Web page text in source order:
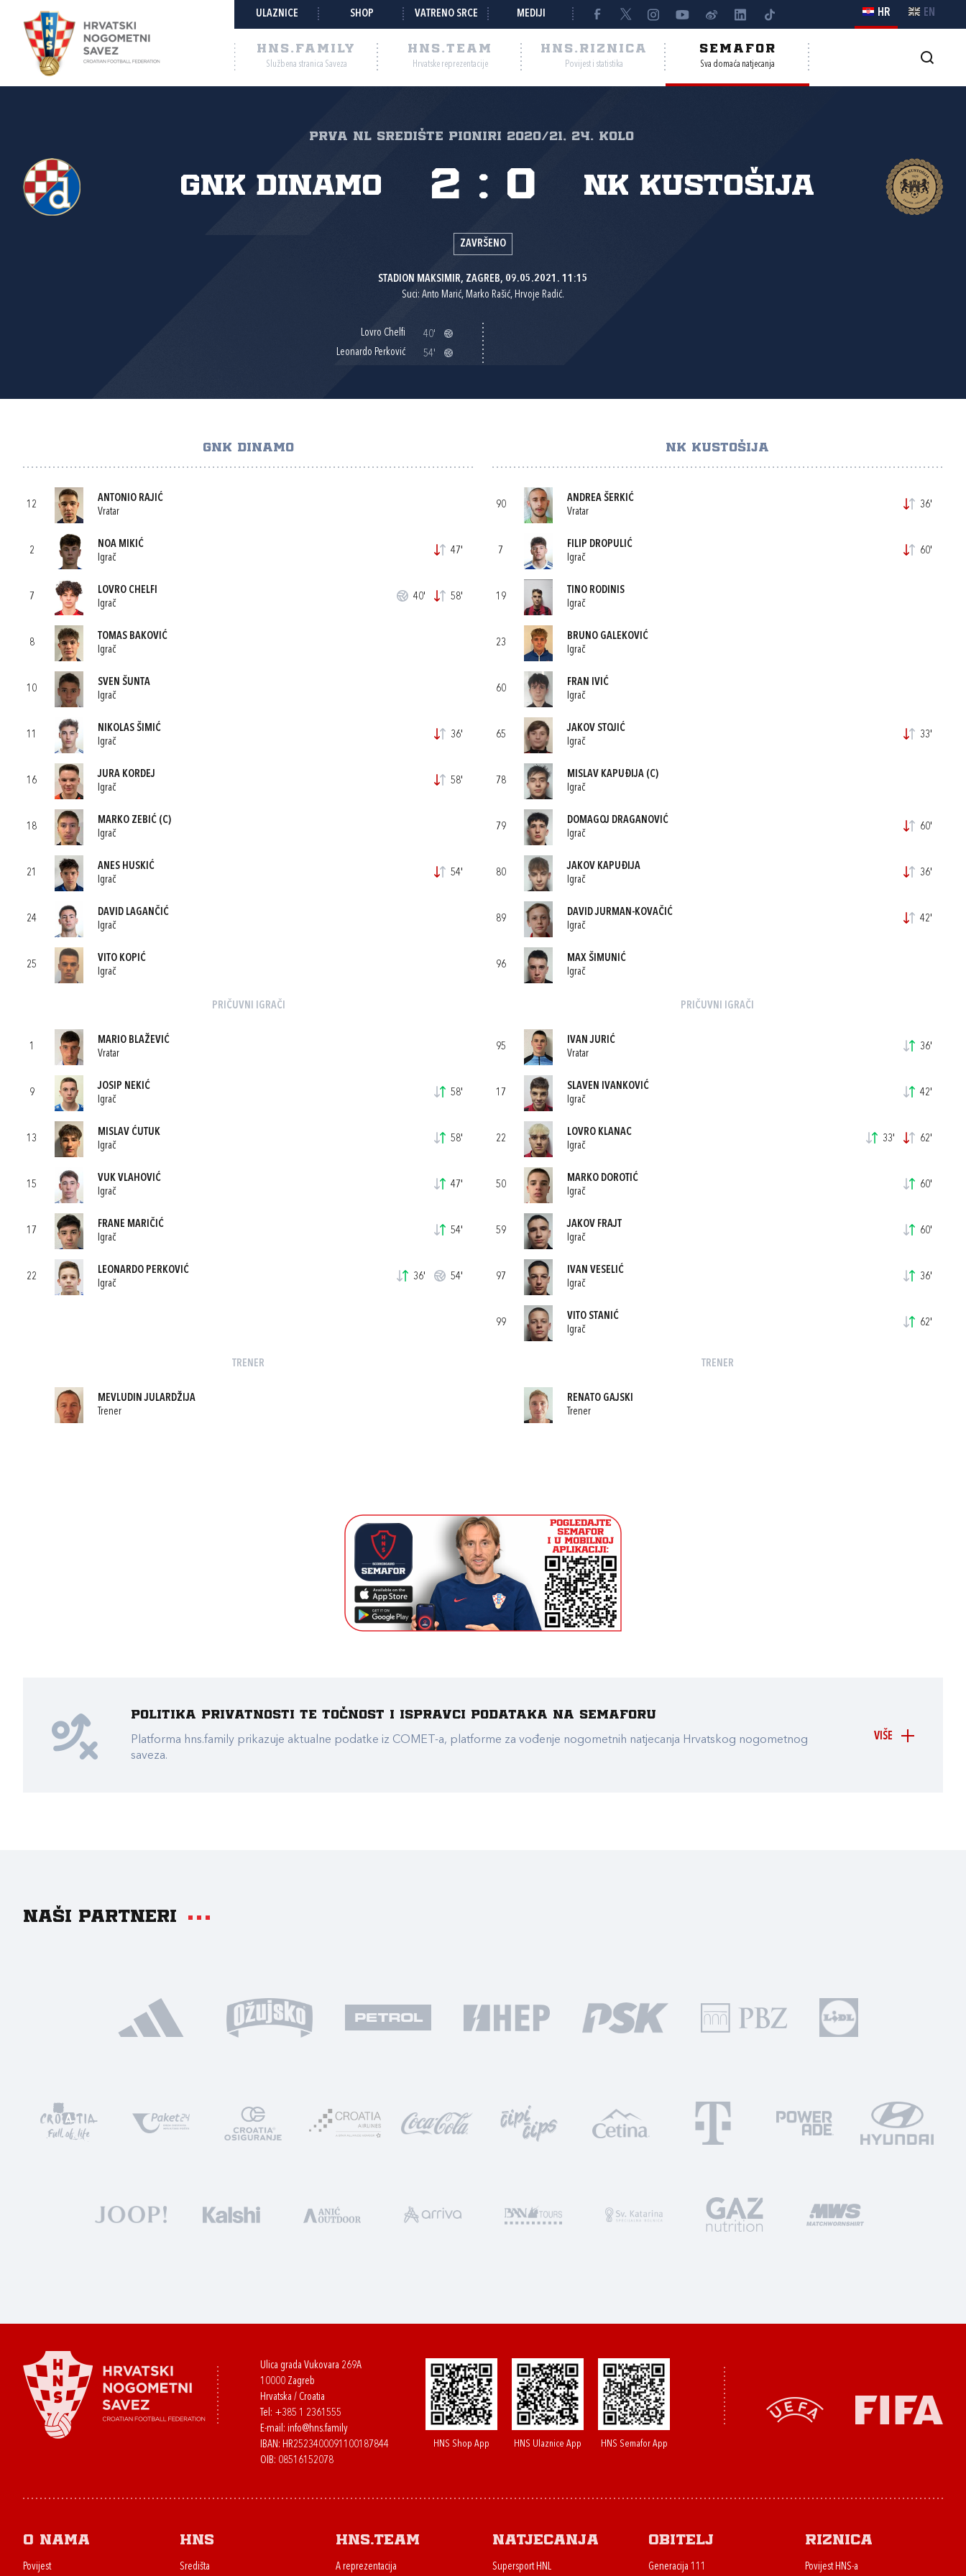
ULAZNICE SHOP VATRENO SRCE MEDIJI HR EN
HNS.FAMILY
Službena stranica Saveza
HNS.TEAM
Hrvatske reprezentacije
HNS.RIZNICA
Povijest i statistika
SEMAFOR
Sva domaća natjecanja
Prva NL Središte pioniri 2020/21, 24. kolo
GNK Dinamo NK Kustošija
2 : 0
ZAVRŠENO
STADION MAKSIMIR, ZAGREB, 09.05.2021. 11:15
Suci: Anto Marić, Marko Rašić, Hrvoje Radić.
Lovro Chelfi
40'
Leonardo Perković
54'
GNK DINAMO
12
ANTONIO RAJIĆ
Vratar
2
NOA MIKIĆ
Igrač
47'
7
LOVRO CHELFI
Igrač
40' 58'
8
TOMAS BAKOVIĆ
Igrač
10
SVEN ŠUNTA
Igrač
11
NIKOLAS ŠIMIĆ
Igrač
36'
16
JURA KORDEJ
Igrač
58'
18
MARKO ZEBIĆ (C)
Igrač
21
ANES HUSKIĆ
Igrač
54'
24
DAVID LAGANČIĆ
Igrač
25
VITO KOPIĆ
Igrač
PRIČUVNI IGRAČI
1
MARIO BLAŽEVIĆ
Vratar
9
JOSIP NEKIĆ
Igrač
58'
13
MISLAV ĆUTUK
Igrač
58'
15
VUK VLAHOVIĆ
Igrač
47'
17
FRANE MARIČIĆ
Igrač
54'
22
LEONARDO PERKOVIĆ
Igrač
36' 54'
TRENER
MEVLUDIN JULARDŽIJA
Trener
NK KUSTOŠIJA
90
ANDREA ŠERKIĆ
Vratar
36'
7
FILIP DROPULIĆ
Igrač
60'
19
TINO RODINIS
Igrač
23
BRUNO GALEKOVIĆ
Igrač
60
FRAN IVIĆ
Igrač
65
JAKOV STOJIĆ
Igrač
33'
78
MISLAV KAPUĐIJA(C)
Igrač
79
DOMAGOJ DRAGANOVIĆ
Igrač
60'
80
JAKOV KAPUĐIJA
Igrač
36'
89
DAVID JURMAN-KOVAČIĆ
Igrač
42'
96
MAX ŠIMUNIĆ
Igrač
PRIČUVNI IGRAČI
95
IVAN JURIĆ
Vratar
36'
17
SLAVEN IVANKOVIĆ
Igrač
42'
22
LOVRO KLANAC
Igrač
33' 62'
50
MARKO DOROTIĆ
Igrač
60'
59
JAKOV FRAJT
Igrač
60'
97
IVAN VESELIĆ
Igrač
36'
99
VITO STANIĆ
Igrač
62'
TRENER
RENATO GAJSKI
Trener
VIŠE
Politika privatnosti te točnost i ispravci podataka na Semaforu
Platforma hns.family prikazuje aktualne podatke iz COMET-a, platforme za vođenje nogometnih natjecanja Hrvatskog nogometnog
saveza.
Naši partneri
Ulica grada Vukovara 269A
10000 Zagreb
Hrvatska / Croatia
Tel: +385 1 2361555
E-mail: info@hns.family
IBAN: HR2523400091100187844
OIB: 08516152078
HNS Shop App HNS Ulaznice App HNS Semafor App
O nama
Povijest
HNS
Središta
HNS.team
A reprezentacija
Natjecanja
Supersport HNL
Obitelj
Generacija 111
Riznica
Povijest HNS-a